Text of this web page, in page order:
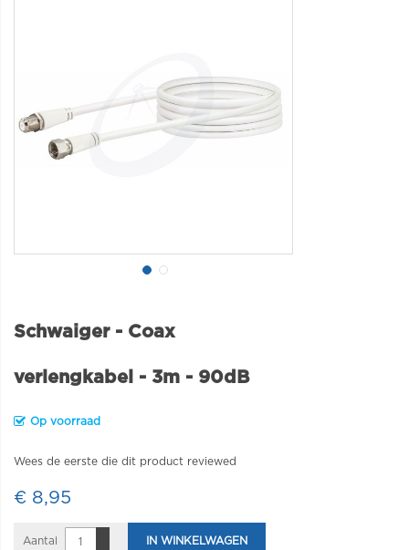
Schwaiger - Coax
verlengkabel - 3m - 90dB
Op voorraad
Wees de eerste die dit product reviewed
€ 8,95
Aantal IN WINKELWAGEN